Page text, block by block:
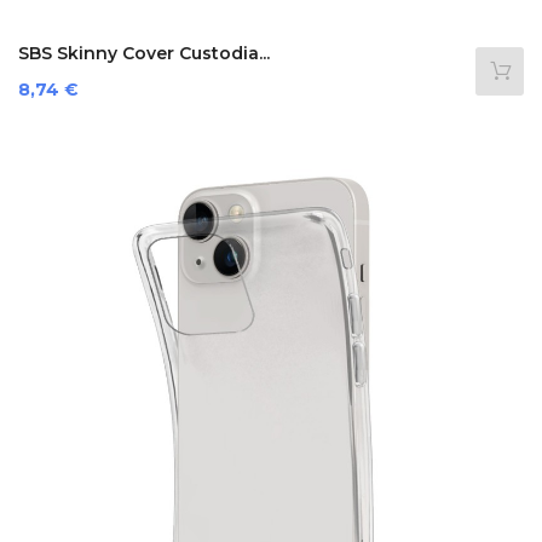
SBS Skinny Cover Custodia...
Prezzo
8,74 €